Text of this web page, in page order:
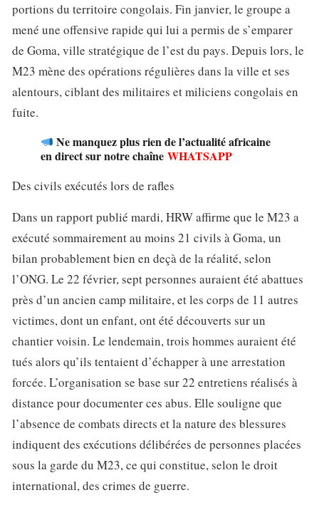
portions du territoire congolais. Fin janvier, le groupe a
mené une offensive rapide qui lui a permis de s’emparer
de Goma, ville stratégique de l’est du pays. Depuis lors, le
M23 mène des opérations régulières dans la ville et ses
alentours, ciblant des militaires et miliciens congolais en
fuite.
Ne manquez plus rien de l’actualité africaine
en direct sur notre chaîne WHATSAPP
Des civils exécutés lors de rafles
Dans un rapport publié mardi, HRW affirme que le M23 a
exécuté sommairement au moins 21 civils à Goma, un
bilan probablement bien en deçà de la réalité, selon
l’ONG. Le 22 février, sept personnes auraient été abattues
près d’un ancien camp militaire, et les corps de 11 autres
victimes, dont un enfant, ont été découverts sur un
chantier voisin. Le lendemain, trois hommes auraient été
tués alors qu’ils tentaient d’échapper à une arrestation
forcée. L’organisation se base sur 22 entretiens réalisés à
distance pour documenter ces abus. Elle souligne que
l’absence de combats directs et la nature des blessures
indiquent des exécutions délibérées de personnes placées
sous la garde du M23, ce qui constitue, selon le droit
international, des crimes de guerre.